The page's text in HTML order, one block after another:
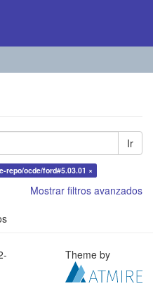
Ir
repo/ocde/ford#5.03.01 ×
Mostrar filtros avanzados
Theme by